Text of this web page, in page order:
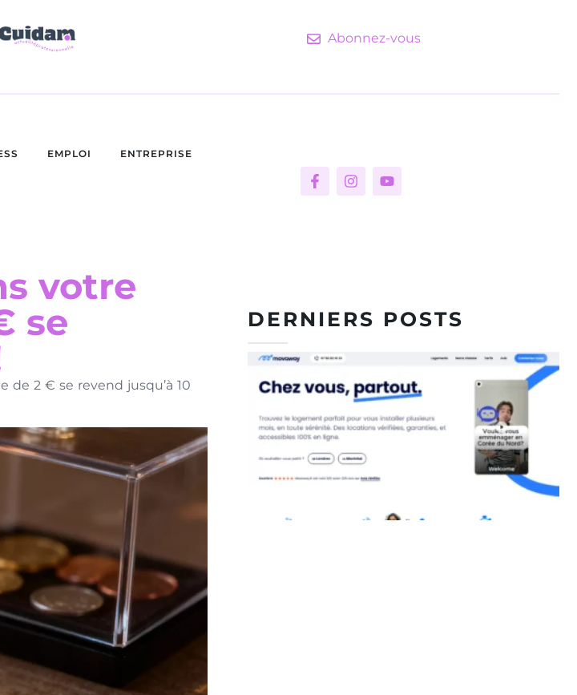
Abonnez-vous
EMPLOI ENTREPRISE
DERNIERS POSTS
votre
se
de 2 € se revend jusqu’à 10